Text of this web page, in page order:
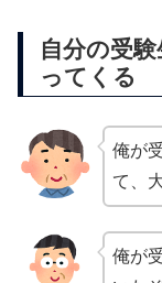
自分の受
ってくる
俺が
て、
俺が